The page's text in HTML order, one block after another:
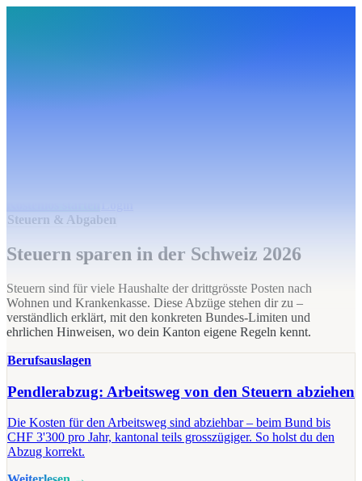
Steuern & Abgaben
Steuern sparen in der Schweiz 2026
Steuern sind für viele Haushalte der drittgrösste Posten nach
Wohnen und Krankenkasse. Diese Abzüge stehen dir zu –
verständlich erklärt, mit den konkreten Bundes-Limiten und
ehrlichen Hinweisen, wo dein Kanton eigene Regeln kennt.
Berufsauslagen
Pendlerabzug: Arbeitsweg von den Steuern abziehen
Die Kosten für den Arbeitsweg sind abziehbar – beim Bund bis
CHF 3'300 pro Jahr, kantonal teils grosszügiger. So holst du den
Abzug korrekt.